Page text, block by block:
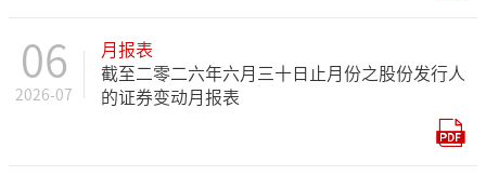
06
2026-07
月报表
截至二零二六年六月三十日止月份之股份发行人
的证券变动月报表